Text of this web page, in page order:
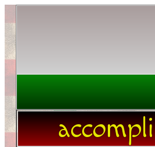
accompli